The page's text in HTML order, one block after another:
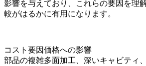
影響を与えており、これらの要因を理
較がはるかに有用になります。
コスト要因価格への影響
部品の複雑多面加工、深いキャビティ